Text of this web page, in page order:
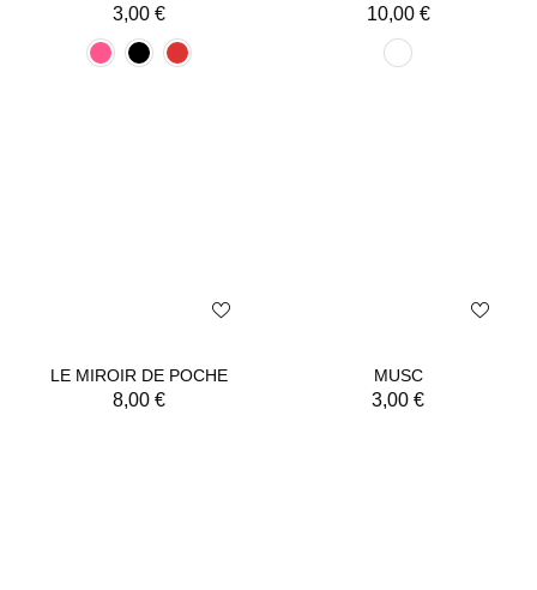
3,00 € 10,00 €
LE MIROIR DE POCHE
8,00 €
MUSC
3,00€